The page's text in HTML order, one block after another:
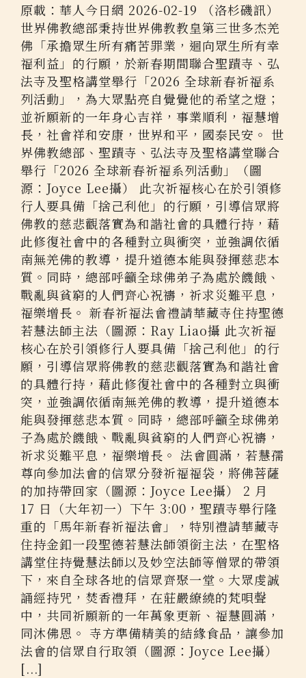
原載：華人今日網 2026-02-19 （洛杉磯訊）
世界佛教總部秉持世界佛教教皇第三世多杰羌
佛「承擔眾生所有痛苦罪業，迴向眾生所有幸
福利益」的行願，於新春期間聯合聖蹟寺、弘
法寺及聖格講堂舉行「2026 全球新春祈福系
列活動」，為大眾點亮自覺覺他的希望之燈；
並祈願新的一年身心吉祥，事業順利，福慧增
長，社會祥和安康，世界和平，國泰民安。 世
界佛教總部、聖蹟寺、弘法寺及聖格講堂聯合
舉行「2026 全球新春祈福系列活動」（圖
源：Joyce Lee攝） 此次祈福核心在於引領修
行人要具備「捨己利他」的行願，引導信眾將
佛教的慈悲觀落實為和諧社會的具體行持，藉
此修復社會中的各種對立與衝突，並強調依循
南無羌佛的教導，提升道德本能與發揮慈悲本
質。同時，總部呼籲全球佛弟子為處於饑餓、
戰亂與貧窮的人們齊心祝禱，祈求災難平息，
福樂增長。 新春祈福法會禮請華藏寺住持聖德
若慧法師主法（圖源：Ray Liao攝 此次祈福
核心在於引領修行人要具備「捨己利他」的行
願，引導信眾將佛教的慈悲觀落實為和諧社會
的具體行持，藉此修復社會中的各種對立與衝
突，並強調依循南無羌佛的教導，提升道德本
能與發揮慈悲本質。同時，總部呼籲全球佛弟
子為處於饑餓、戰亂與貧窮的人們齊心祝禱，
祈求災難平息，福樂增長。 法會圓滿，若慧孺
尊向參加法會的信眾分發祈福福袋，將佛菩薩
的加持帶回家（圖源：Joyce Lee攝） 2 月
17 日（大年初一）下午 3:00，聖蹟寺舉行隆
重的「馬年新春祈福法會」，特別禮請華藏寺
住持金釦一段聖德若慧法師領銜主法，在聖格
講堂住持覺慧法師以及妙空法師等僧眾的帶領
下，來自全球各地的信眾齊聚一堂。大眾虔誠
誦經持咒，焚香禮拜，在莊嚴繚繞的梵唄聲
中，共同祈願新的一年萬象更新、福慧圓滿，
同沐佛恩。 寺方準備精美的結緣食品，讓參加
法會的信眾自行取領（圖源：Joyce Lee攝）
[...]